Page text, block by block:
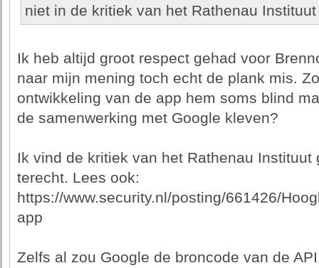
niet in de kritiek van het Rathenau
Ik heb altijd groot respect gehad voor
naar mijn mening toch echt de plank mis.
ontwikkeling van de app hem soms blind
de samenwerking met Google kleven?
Ik vind de kritiek van het Rathenau Instituut
terecht. Lees ook:
https://www.security.nl/posting/661426/
app
Zelfs al zou Google de broncode van de